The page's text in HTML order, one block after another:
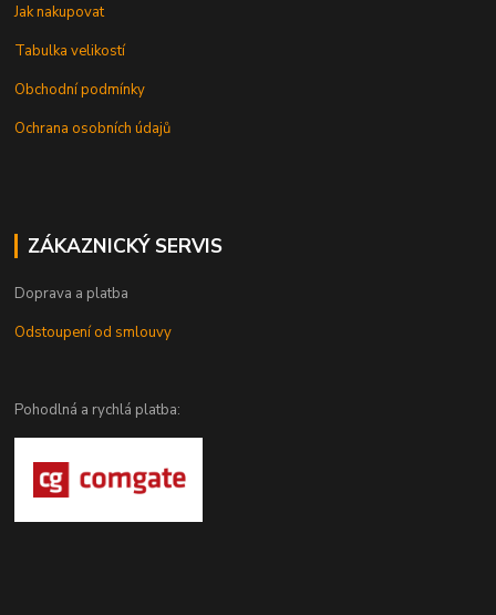
Jak nakupovat
Tabulka velikostí
Obchodní podmínky
Ochrana osobních údajů
ZÁKAZNICKÝ SERVIS
Doprava a platba
Odstoupení od smlouvy
Pohodlná a rychlá platba: